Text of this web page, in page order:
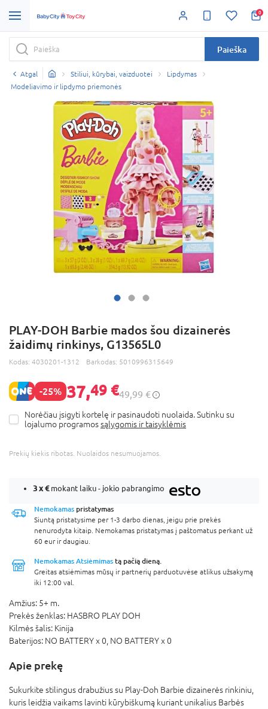
0
Paieška
Atgal Stiliui, kūrybai, vaizduotei
Lipdymas
Modeliavimo ir lipdymo priemonės
PLAY-DOH Barbie mados šou dizainerės
žaidimų rinkinys, G13565L0
Kodas: 4030201-1312 Barkodas: 5010996315649
-25% 37,49 €49,99 €
Norėčiau įsigyti kortelę ir pasinaudoti nuolaida. Sutinku su
lojalumo programossąlygomis ir taisyklėmis
Prekių kiekis ribotas. Nuolaidos nesumuojamos.
3 x€mokant laiku - jokio pabrangimo
Nemokamas pristatymas
Siuntą pristatysime per 1-3 darbo dienas, jeigu prie prekės
nenurodyta kitaip. Nemokamas pristatymas į paštomatus perkant už
60 eur ir daugiau.
Nemokamas Atsiėmimas tą pačią dieną.
Greitas atsiėmimas mūsų ir partnerių parduotuvėse atlikus užsakymą
iki 12:00 val.
Amžius: 5+ m.
Prekės ženklas: HASBRO PLAY DOH
Kilmės šalis: Kinija
Baterijos: NO BATTERY x 0, NO BATTERY x 0
Apie prekę
Sukurkite stilingus drabužius su Play-Doh Barbie dizainerės rinkiniu,
kuris leidžia vaikams lavinti kūrybiškumą kuriant unikalius Barbės